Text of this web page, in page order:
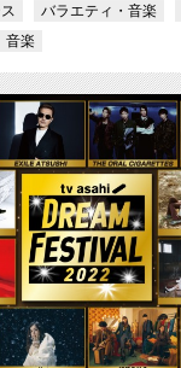
バラエティ・音楽
音楽